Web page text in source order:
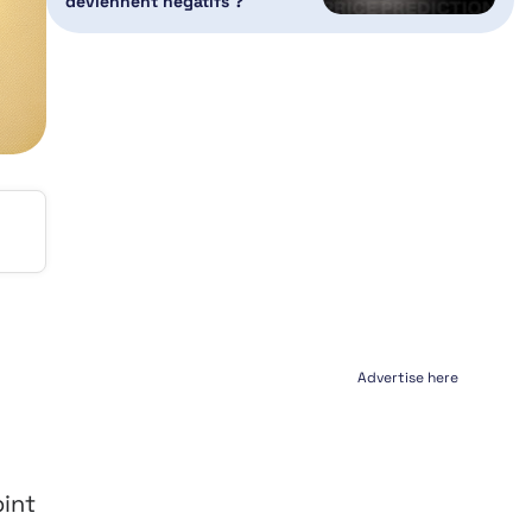
Advertise here